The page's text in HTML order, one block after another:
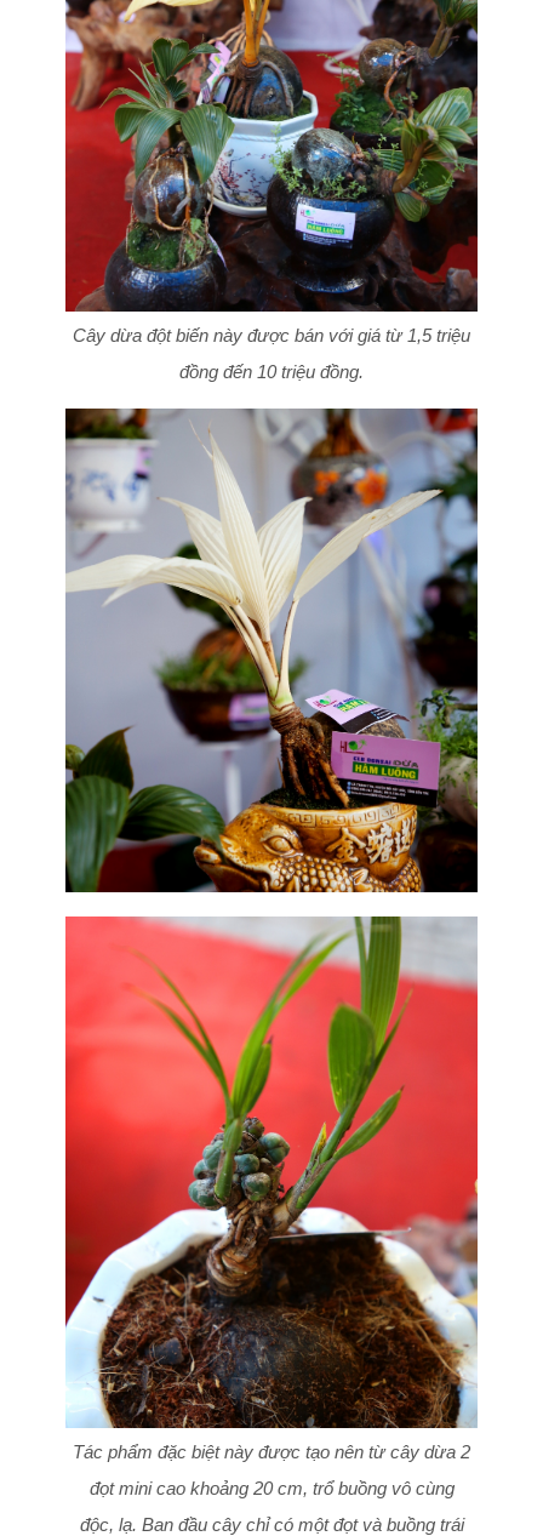
Cây dừa đột biến này được bán với giá từ 1,5 triệu
đồng đến 10 triệu đồng.
Tác phẩm đặc biệt này được tạo nên từ cây dừa 2
đọt mini cao khoảng 20 cm, trổ buồng vô cùng
độc, lạ. Ban đầu cây chỉ có một đọt và buồng trái